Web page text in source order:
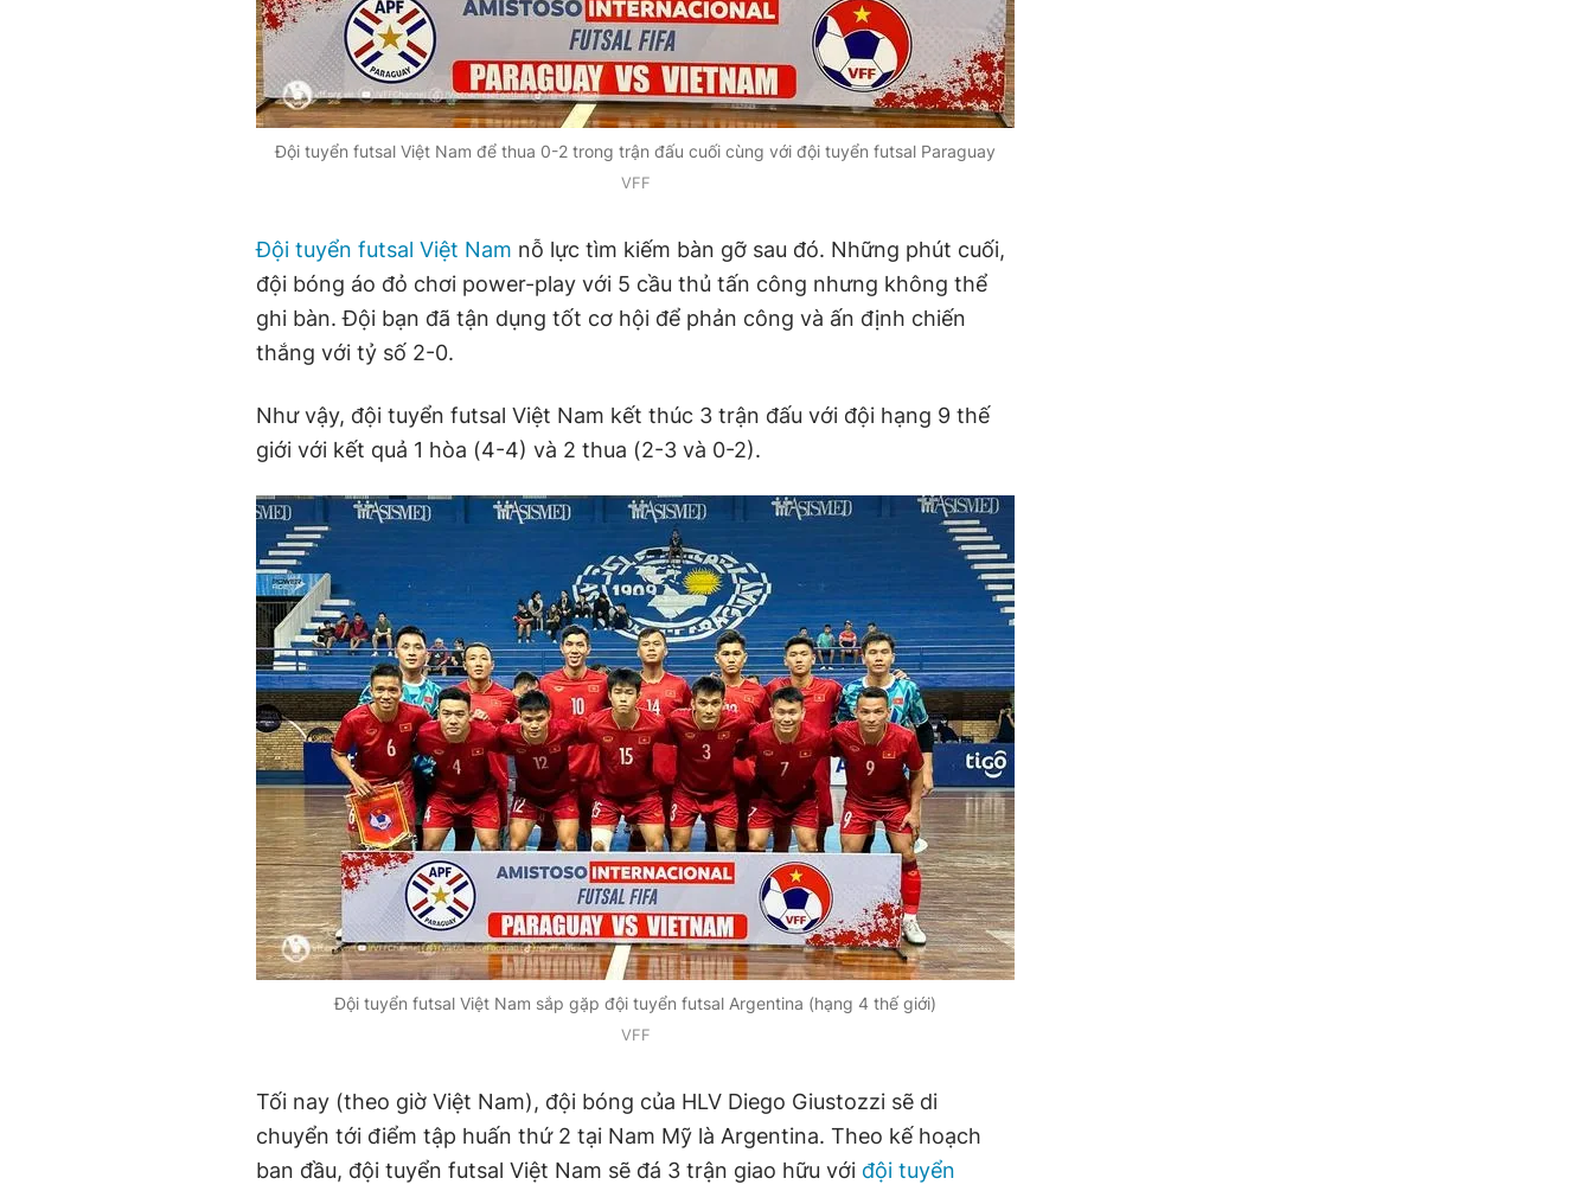
Đội tuyển futsal Việt Nam để thua 0-2 trong trận đấu cuối cùng với đội tuyển futsal Paraguay
VFF
Đội tuyển futsal Việt Nam nỗ lực tìm kiếm bàn gỡ sau đó. Những phút cuối,
đội bóng áo đỏ chơi power-play với 5 cầu thủ tấn công nhưng không thể
ghi bàn. Đội bạn đã tận dụng tốt cơ hội để phản công và ấn định chiến
thắng với tỷ số 2-0.
Như vậy, đội tuyển futsal Việt Nam kết thúc 3 trận đấu với đội hạng 9 thế
giới với kết quả 1 hòa (4-4) và 2 thua (2-3 và 0-2).
Đội tuyển futsal Việt Nam sắp gặp đội tuyển futsal Argentina (hạng 4 thế giới)
VFF
Tối nay (theo giờ Việt Nam), đội bóng của HLV Diego Giustozzi sẽ di
chuyển tới điểm tập huấn thứ 2 tại Nam Mỹ là Argentina. Theo kế hoạch
ban đầu, đội tuyển futsal Việt Nam sẽ đá 3 trận giao hữu với đội tuyển